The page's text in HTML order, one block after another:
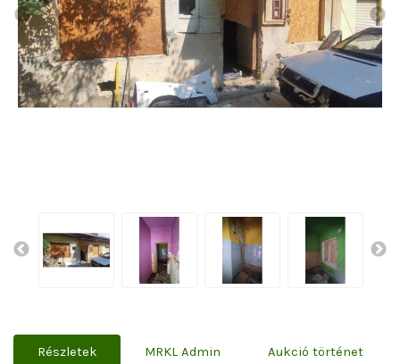
Részletek MRKL Admin Aukció történet